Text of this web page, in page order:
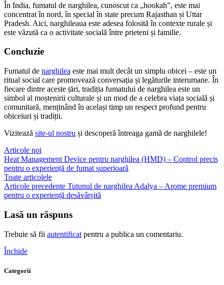
În India, fumatul de narghilea, cunoscut ca „hookah”, este mai
concentrat în nord, în special în state precum Rajasthan și Uttar
Pradesh. Aici, narghileaua este adesea folosită în contexte rurale și
este văzută ca o activitate socială între prieteni și familie.
Concluzie
Fumatul de narghilea este mai mult decât un simplu obicei – este un
ritual social care promovează conversația și legăturile interumane. În
fiecare dintre aceste țări, tradiția fumatului de narghilea este un
simbol al moștenirii culturale și un mod de a celebra viața socială și
comunitară, menținând în același timp un respect profund pentru
obiceiuri și tradiții.
Vizitează site-ul nostru și descoperă întreaga gamă de narghilele!
Articole noi
Heat Management Device pentru narghilea (HMD) – Control precis
pentru o experiență de fumat superioară
Toate articolele
Articole precedente Tutunul de narghilea Adalya – Arome premium
pentru o experiență desăvârșită
Lasă un răspuns
Trebuie să fii autentificat pentru a publica un comentariu.
Închide
Categorii